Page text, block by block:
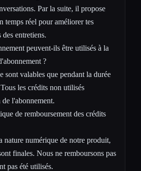
Par la suite, il propose
temps réel pour améliorer tes
entretiens.
peuvent-ils être utilisés à la
?
sont valables que pendant la durée
les crédits non utilisés
l'abonnement.
de remboursement des crédits
nature numérique de notre produit,
finales. Nous ne remboursons pas
pas été utilisés.